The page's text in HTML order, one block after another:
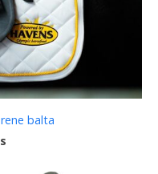
balta